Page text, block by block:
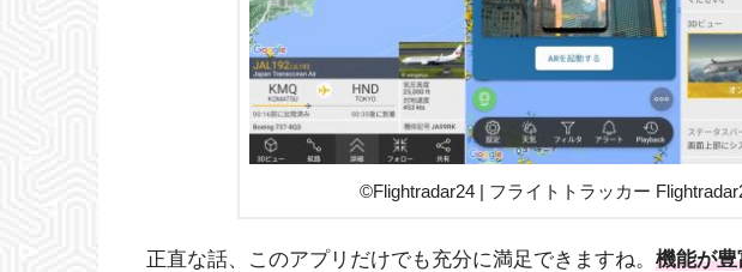
©Flightradar24 | フライトトラッカー
正直な話、このアプリだけでも充分に満足できますね。 機能が